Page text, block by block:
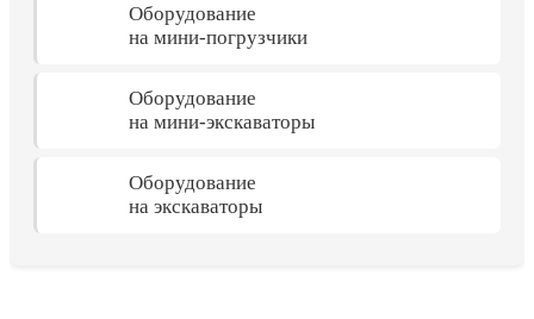
Оборудование
на мини-погрузчики
Оборудование
на мини-экскаваторы
Оборудование
на экскаваторы